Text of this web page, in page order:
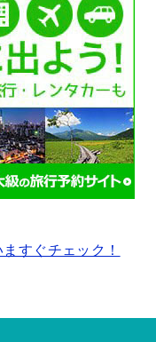
すぐチェック！